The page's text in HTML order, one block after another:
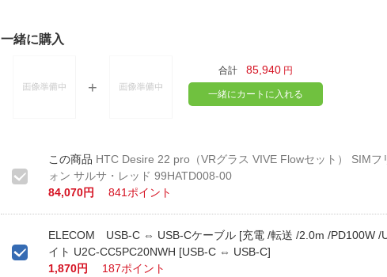
一緒に購入
合計 85,940 円
一緒にカートに入れる
HTC Desire 22 pro（VRグラス VIVE Flowセット） SIMフ
ォン サルサ・レッド 99HATD008-00
84,070円
841ポイント
ELECOM USB-C ⇔ USB-Cケーブル [充電 /転送 /2.0m /PD100W /
イト U2C-CC5PC20NWH [USB-C ⇔ USB-C]
1,870円
187ポイント